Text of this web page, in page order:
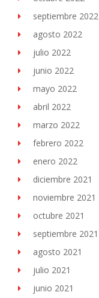
septiembre 2022
agosto 2022
julio 2022
junio 2022
mayo 2022
abril 2022
marzo 2022
febrero 2022
enero 2022
diciembre 2021
noviembre 2021
octubre 2021
septiembre 2021
agosto 2021
julio 2021
junio 2021